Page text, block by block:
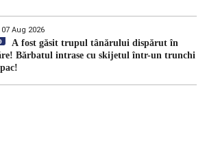
07 Aug 2026
A fost găsit trupul tânărului dispărut în
Bărbatul intrase cu skijetul într-un trunchi